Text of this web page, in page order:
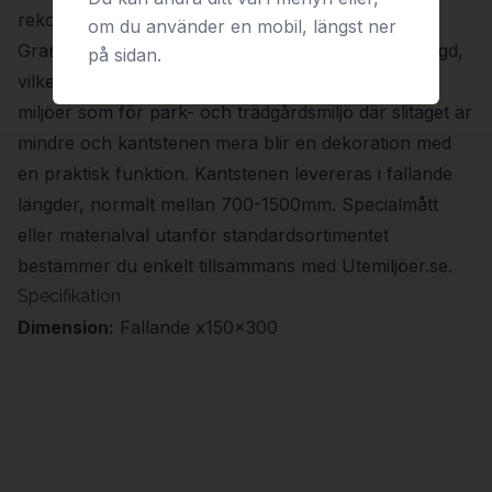
rekommenderas istället fasad kantsten).
Granitkantsten har hög hållfasthet och lång livslängd,
vilket gör den väl lämpad för såväl hårt trafikerade
miljöer som för park- och trädgårdsmiljö där slitaget är
mindre och kantstenen mera blir en dekoration med
en praktisk funktion. Kantstenen levereras i fallande
längder, normalt mellan 700-1500mm. Specialmått
eller materialval utanför standardsortimentet
bestämmer du enkelt tillsammans med Utemiljöer.se.
Specifikation
Dimension: Fallande x150x300
om du använder en mobil, längst ner
på sidan.